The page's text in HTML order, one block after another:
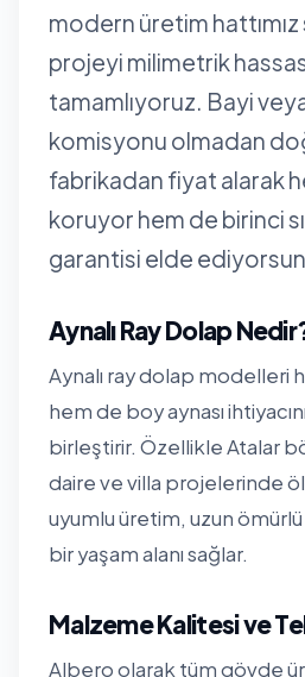
modern üretim
projeyi milimetrik
tamamlıyoruz. Bayi
komisyonu olmadan
fabrikadan fiyat alarak
koruyor hem de birinci
garantisi elde
Aynalı Ray Dolap
Aynalı ray dolap modelleri
hem de boy aynası
birleştirir. Özellikle Atalar
daire ve villa projelerinde
uyumlu üretim, uzun
bir yaşam alanı sağlar.
Malzeme Kalitesi ve
Albero olarak tüm gövde